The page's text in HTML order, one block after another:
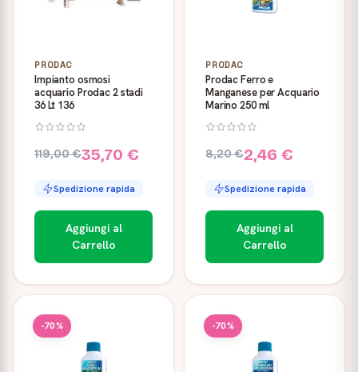
PRODAC
Impianto osmosi
acquario Prodac 2 stadi
36 Lt 136
119,00 €35,70 €
Spedizione rapida
Aggiungi al
Carrello
PRODAC
Prodac Ferro e
Manganese per Acquario
Marino 250 ml
8,20 €2,46 €
Spedizione rapida
Aggiungi al
Carrello
-70% -70%